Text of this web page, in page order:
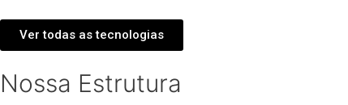
Ver todas as tecnologias
Nossa Estrutura